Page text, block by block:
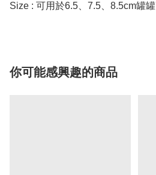
Size : 可用於6.5、7.5、8.5cm罐罐
你可能感興趣的商品